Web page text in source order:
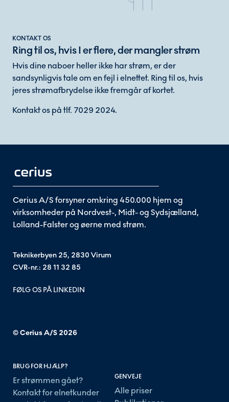
KONTAKT OS
Ring til os, hvis I er flere, der mangler strøm
Hvis dine naboer heller ikke har strøm, er der
sandsynligvis tale om en fejl i elnettet. Ring til os, hvis
jeres strømafbrydelse ikke fremgår af kortet.
Kontakt os på tlf. 7029 2024.
Cerius A/S forsyner omkring 450.000 hjem og
virksomheder på Nordvest-, Midt- og Sydsjælland,
Lolland-Falster og øerne med strøm.
Teknikerbyen 25, 2830 Virum
CVR-nr.: 28 11 32 85
FØLG OS PÅ LINKEDIN
© Cerius A/S 2026
BRUG FOR HJÆLP?
Er strømmen gået?
Kontakt for elnetkunder
GENVEJE
Alle priser